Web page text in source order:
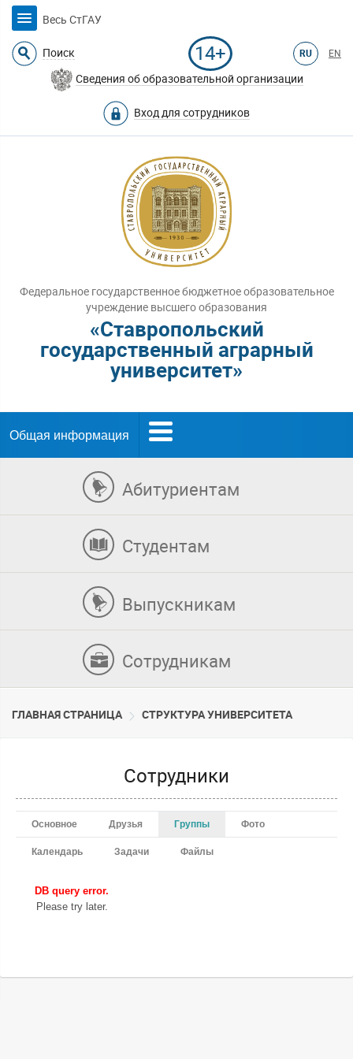
Весь СтГАУ
Поиск 14+ RU EN
Сведения об образовательной организации
Вход для сотрудников
Федеральное государственное бюджетное образовательное
учреждение высшего образования
«Ставропольский
государственный аграрный
университет»
Общая информация
Абитуриентам
Студентам
Выпускникам
Сотрудникам
ГЛАВНАЯ СТРАНИЦА CТРУКТУРА УНИВЕРСИТЕТА
Сотрудники
Основное Друзья Группы Фото
Календарь Задачи Файлы
DB query error.
Please try later.